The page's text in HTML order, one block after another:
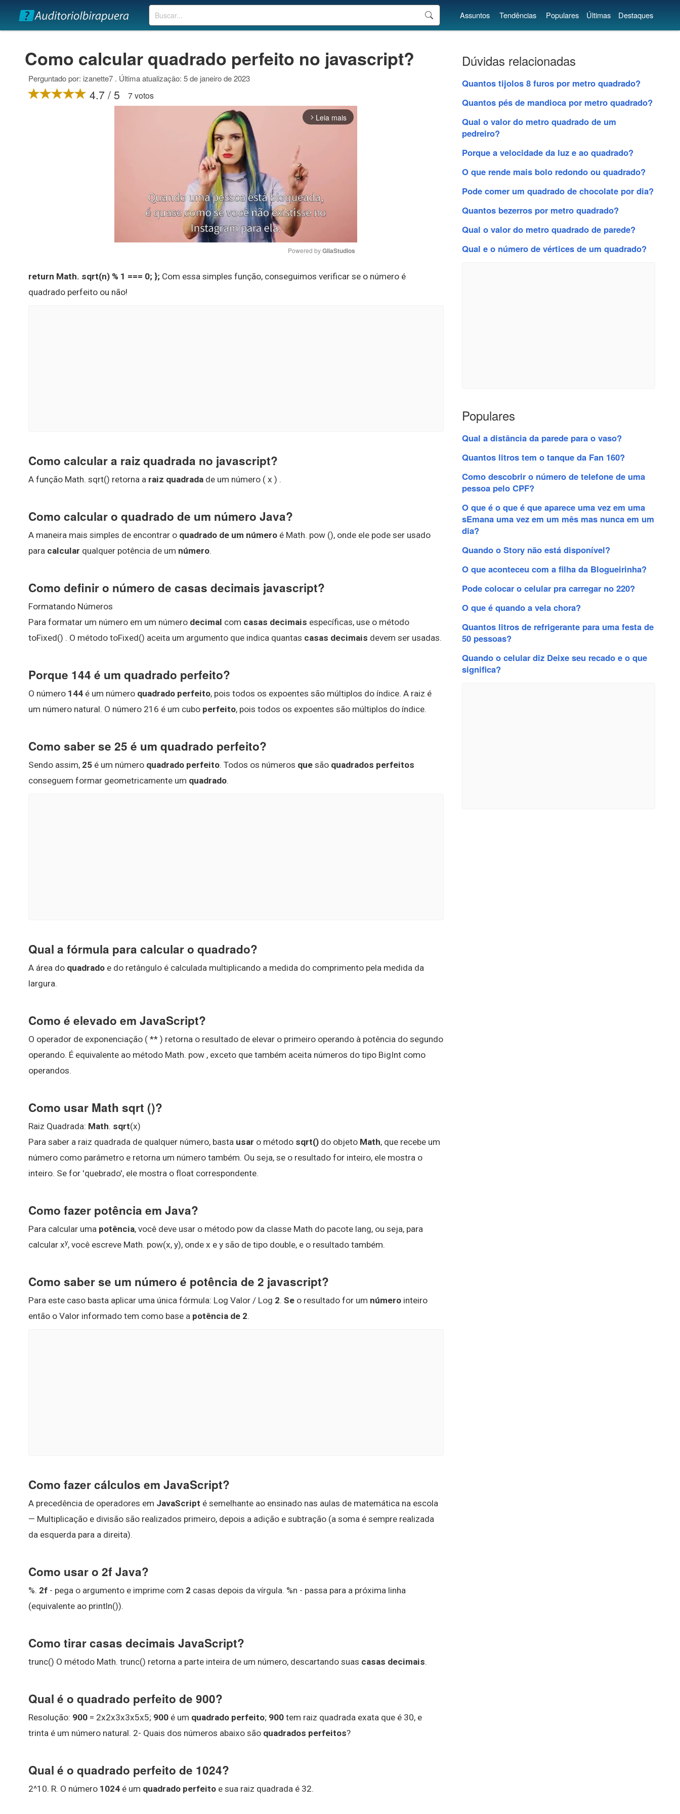
Buscar Assuntos Tendências Populares Últimas Destaques
Como calcular quadrado perfeito no javascript?
Perguntado por: izanette7 . Última atualização: 5 de janeiro de 2023
4.7 / 5 7 votos
arrow_forward_ios Leia mais
Mute
Powered by GliaStudios
return Math. sqrt(n) % 1 === 0; }; Com essa simples função, conseguimos verificar se o número é
quadrado perfeito ou não!
Como calcular a raiz quadrada no javascript?
A função Math. sqrt() retorna a raiz quadrada de um número ( x ) .
Como calcular o quadrado de um número Java?
A maneira mais simples de encontrar o quadrado de um número é Math. pow (), onde ele pode ser usado
para calcular qualquer potência de um número.
Como definir o número de casas decimais javascript?
Formatando Números
Para formatar um número em um número decimal com casas decimais específicas, use o método
toFixed() . O método toFixed() aceita um argumento que indica quantas casas decimais devem ser usadas.
Porque 144 é um quadrado perfeito?
O número 144 é um número quadrado perfeito, pois todos os expoentes são múltiplos do índice. A raiz é
um número natural. O número 216 é um cubo perfeito, pois todos os expoentes são múltiplos do índice.
Como saber se 25 é um quadrado perfeito?
Sendo assim, 25 é um número quadrado perfeito. Todos os números que são quadrados perfeitos
conseguem formar geometricamente um quadrado.
Qual a fórmula para calcular o quadrado?
A área do quadrado e do retângulo é calculada multiplicando a medida do comprimento pela medida da
largura.
Como é elevado em JavaScript?
O operador de exponenciação ( ** ) retorna o resultado de elevar o primeiro operando à potência do segundo
operando. É equivalente ao método Math. pow , exceto que também aceita números do tipo BigInt como
operandos.
Como usar Math sqrt ()?
Raiz Quadrada: Math. sqrt(x)
Para saber a raiz quadrada de qualquer número, basta usar o método sqrt() do objeto Math, que recebe um
número como parâmetro e retorna um número também. Ou seja, se o resultado for inteiro, ele mostra o
inteiro. Se for 'quebrado', ele mostra o float correspondente.
Como fazer potência em Java?
Para calcular uma potência, você deve usar o método pow da classe Math do pacote lang, ou seja, para
calcular xy, você escreve Math. pow(x, y), onde x e y são de tipo double, e o resultado também.
Como saber se um número é potência de 2 javascript?
Para este caso basta aplicar uma única fórmula: Log Valor / Log 2. Se o resultado for um número inteiro
então o Valor informado tem como base a potência de 2.
Como fazer cálculos em JavaScript?
A precedência de operadores em JavaScript é semelhante ao ensinado nas aulas de matemática na escola
— Multiplicação e divisão são realizados primeiro, depois a adição e subtração (a soma é sempre realizada
da esquerda para a direita).
Como usar o 2f Java?
%. 2f - pega o argumento e imprime com 2 casas depois da vírgula. %n - passa para a próxima linha
(equivalente ao println()).
Como tirar casas decimais JavaScript?
trunc() O método Math. trunc() retorna a parte inteira de um número, descartando suas casas decimais.
Qual é o quadrado perfeito de 900?
Resolução: 900 = 2x2x3x3x5x5; 900 é um quadrado perfeito; 900 tem raiz quadrada exata que é 30, e
trinta é um número natural. 2- Quais dos números abaixo são quadrados perfeitos?
Qual é o quadrado perfeito de 1024?
2^10. R. O número 1024 é um quadrado perfeito e sua raiz quadrada é 32.
Dúvidas relacionadas
Quantos tijolos 8 furos por metro quadrado?
Quantos pés de mandioca por metro quadrado?
Qual o valor do metro quadrado de um
pedreiro?
Porque a velocidade da luz e ao quadrado?
O que rende mais bolo redondo ou quadrado?
Pode comer um quadrado de chocolate por dia?
Quantos bezerros por metro quadrado?
Qual o valor do metro quadrado de parede?
Qual e o número de vértices de um quadrado?
Populares
Qual a distância da parede para o vaso?
Quantos litros tem o tanque da Fan 160?
Como descobrir o número de telefone de uma
pessoa pelo CPF?
O que é o que é que aparece uma vez em uma
sEmana uma vez em um mês mas nunca em um
dia?
Quando o Story não está disponível?
O que aconteceu com a filha da Blogueirinha?
Pode colocar o celular pra carregar no 220?
O que é quando a vela chora?
Quantos litros de refrigerante para uma festa de
50 pessoas?
Quando o celular diz Deixe seu recado e o que
significa?